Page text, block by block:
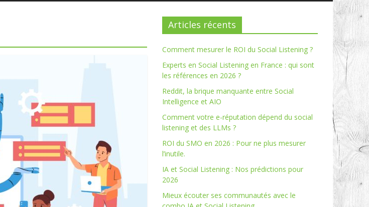
Articles récents
Comment mesurer le ROI du Social Listening ?
Experts en Social Listening en France : qui sont
les références en 2026 ?
Reddit, la brique manquante entre Social
Intelligence et AIO
Comment votre e-réputation dépend du social
listening et des LLMs ?
ROI du SMO en 2026 : Pour ne plus mesurer
l’inutile.
IA et Social Listening : Nos prédictions pour
2026
Mieux écouter ses communautés avec le